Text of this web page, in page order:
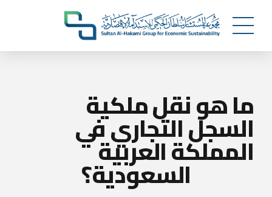
ما هو نقل ملكية
السجل التجاري في
المملكة العربية
السعودية؟